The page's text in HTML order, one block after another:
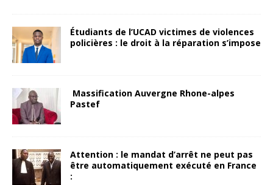
Étudiants de l’UCAD victimes de violences
policières : le droit à la réparation s’impose
Massification Auvergne Rhone-alpes
Pastef
Attention : le mandat d’arrêt ne peut pas
être automatiquement exécuté en France
: